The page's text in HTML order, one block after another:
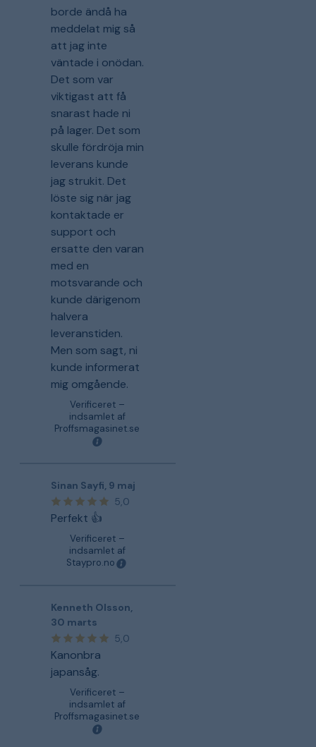
borde ändå ha
meddelat mig så
att jag inte
väntade i onödan.
Det som var
viktigast att få
snarast hade ni
på lager. Det som
skulle fördröja min
leverans kunde
jag strukit. Det
löste sig när jag
kontaktade er
support och
ersatte den varan
med en
motsvarande och
kunde därigenom
halvera
leveranstiden.
Men som sagt, ni
kunde informerat
mig omgående.
Verificeret –
indsamlet af
Proffsmagasinet.se
Sinan Sayfi, 9 maj
5,0
Perfekt 👍
Verificeret –
indsamlet af
Staypro.no
Kenneth Olsson,
30 marts
5,0
Kanonbra
japansåg.
Verificeret –
indsamlet af
Proffsmagasinet.se